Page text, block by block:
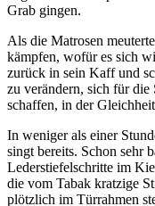
Grab gingen.
Als die Matrosen
kämpfen, wofür es sich
zurück in sein Kaff und
zu verändern, sich für die
schaffen, in der
In weniger als einer
singt bereits. Schon sehr
Lederstiefelschritte im
die vom Tabak kratzige
plötzlich im Türrahmen